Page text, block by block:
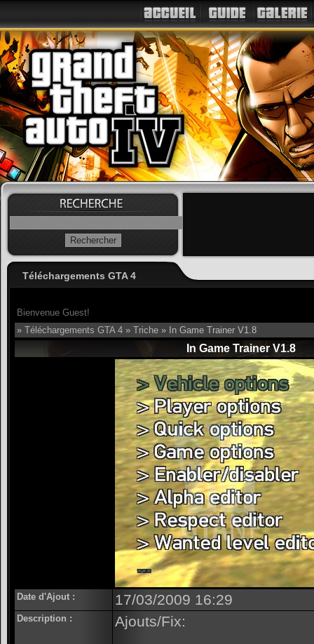
Téléchargements GTA 4
Bienvenue Guest!
» Téléchargements GTA 4 » Triche » In Game Trainer V1.8
In Game Trainer V1.8
Date d'Ajout : 17/03/2009 16:29
Description : Ajouts/Fix: